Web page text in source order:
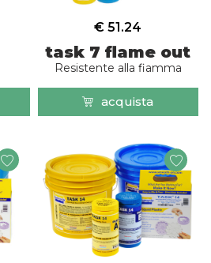
task 7 flame out
Resistente alla fiamma
€ 51.24
acquista